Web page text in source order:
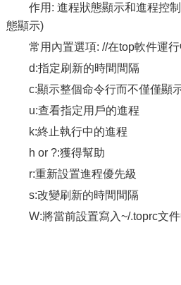
作用: 進程狀態顯示和進程控
態顯示)
常用內置選項: //在top軟件運行
d:指定刷新的時間間隔
c:顯示整個命令行而不僅僅顯
u:查看指定用戶的進程
k:終止執行中的進程
h or ?:獲得幫助
r:重新設置進程優先級
s:改變刷新的時間間隔
W:將當前設置寫入~/.toprc文